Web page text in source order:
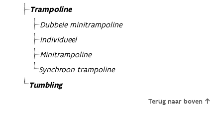
Trampoline
Dubbele minitrampoline
Individueel
Minitrampoline
Synchroon trampoline
Tumbling
Terug naar boven